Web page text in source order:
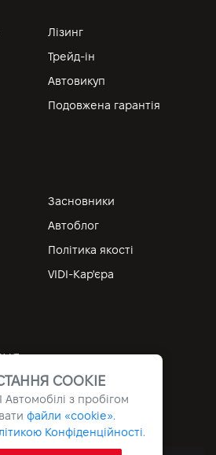
Лізинг
Трейд-ін
Автовикуп
Подовжена гарантія
Засновники
Автоблог
Політика якості
VIDI-Кар'єра
Контакти
COOKIE
Автомобілі з пробігом
файли «cookie».
Конфіденційності.